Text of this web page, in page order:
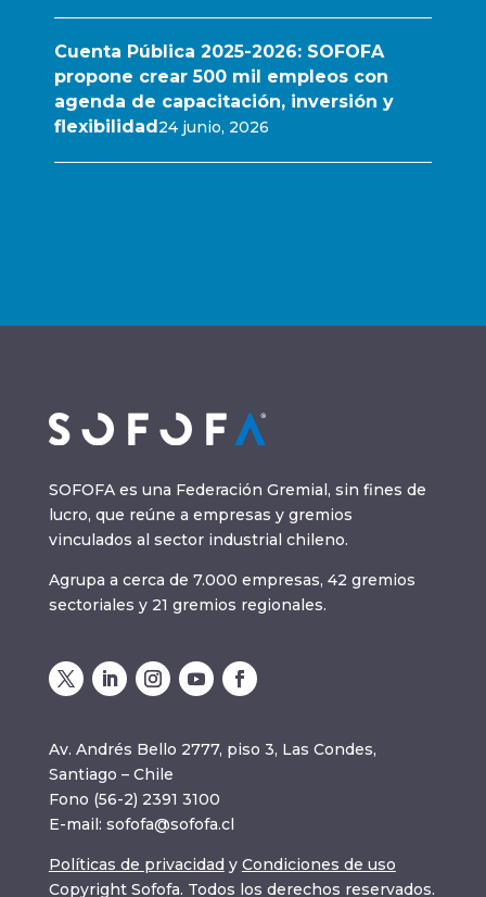
Cuenta Pública 2025-2026: SOFOFA
propone crear 500 mil empleos con
agenda de capacitación, inversión y
flexibilidad24 junio, 2026
SOFOFA es una Federación Gremial, sin fines de
lucro, que reúne a empresas y gremios
vinculados al sector industrial chileno.
Agrupa a cerca de 7.000 empresas, 42 gremios
sectoriales y 21 gremios regionales.
Av. Andrés Bello 2777, piso 3, Las Condes,
Santiago – Chile
Fono (56-2) 2391 3100
E-mail: sofofa@sofofa.cl
Políticas de privacidad y Condiciones de uso
Copyright Sofofa. Todos los derechos reservados.